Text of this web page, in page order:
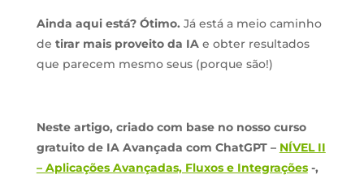
Ainda aqui está? Ótimo. Já está a meio caminho
de tirar mais proveito da IAe obter resultados
que parecem mesmo seus (porque são!)
Neste artigo, criado com base no nosso curso
gratuito de IA Avançada com ChatGPT – NÍVEL II
– Aplicações Avançadas, Fluxos e Integrações-,